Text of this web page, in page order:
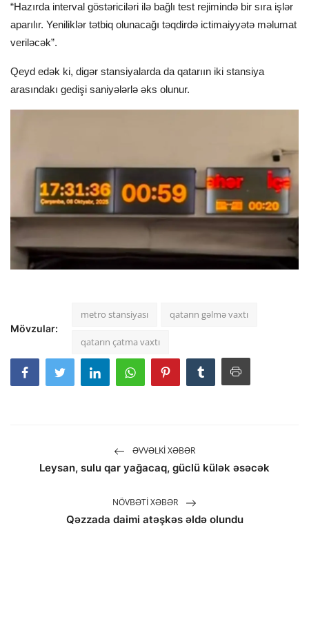
“Hazırda interval göstəriciləri ilə bağlı test rejimində bir sıra işlər
aparılır. Yeniliklər tətbiq olunacağı təqdirdə ictimaiyyətə məlumat
veriləcək”.
Qeyd edək ki, digər stansiyalarda da qatarıın iki stansiya
arasındakı gedişi saniyələrlə əks olunur.
Mövzular:
metro stansiyası qatarın gəlmə vaxtı
qatarın çatma vaxtı
ƏVVƏLKI XƏBƏR
Leysan, sulu qar yağacaq, güclü külək əsəcək
NÖVBƏTI XƏBƏR
Qəzzada daimi atəşkəs əldə olundu